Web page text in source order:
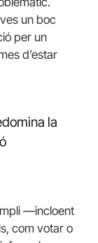
un boc
per un
d’estar
la
—incloent
com votar o